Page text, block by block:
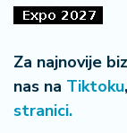
Za najnovije
nas na Tiktoku,
stranici.